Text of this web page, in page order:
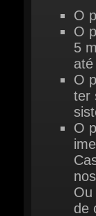
até
O
ter
O
Ou
de
EI, PODE